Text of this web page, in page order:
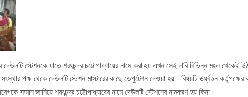
দেউলটি স্টেশনকে যাতে শরৎচন্দ্র চট্টোপাধ্যায়ের নামে করা হয় এখন সেই দাবি বিভিন্ন মহল থেকেই
পক্ষ থেকে দেউলটি স্টেশন মাস্টারের কাছে ডেপুটেশন দেওয়া হয়। বিষয়টি ঊর্ধ্বতন কর্তৃপক্ষের
সম্মান জানিয়ে শরৎচন্দ্র চট্টোপাধ্যায়ের নামে দেউলটি স্টেশনের নামকরণ হয় কিনা।